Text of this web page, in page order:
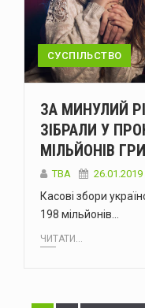
СУСПІЛЬСТВО
ЗА МИНУЛИЙ
ЗІБРАЛИ У
МІЛЬЙОНІВ
TBA 26.01.2019
Касові збори
198 мільйонів…
ЧИТАТИ...